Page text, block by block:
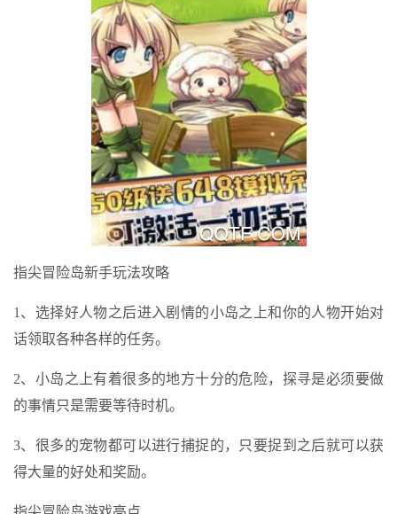
指尖冒险岛新手玩法攻略
1、选择好人物之后进入剧情的小岛之上和你的人物开始对
话领取各种各样的任务。
2、小岛之上有着很多的地方十分的危险，探寻是必须要做
的事情只是需要等待时机。
3、很多的宠物都可以进行捕捉的，只要捉到之后就可以获
得大量的好处和奖励。